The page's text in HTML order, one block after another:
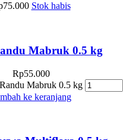
75.000 Stok habis
Mabruk 0.5 kg
Rp55.000
Mabruk 0.5 kg
ke keranjang